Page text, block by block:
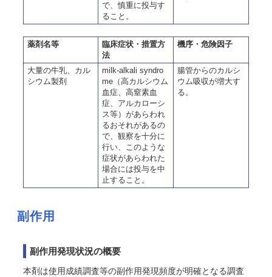
で、慎重に投与す
ること。
薬剤名等
臨床症状・措置方
法
機序・危険因子
大量の牛乳、カル
シウム製剤
milk-alkali syndro
me（高カルシウム
血症、高窒素血
症、アルカローシ
ス等）があらわれ
るおそれがあるの
で、観察を十分に
行い、このような
症状があらわれた
場合には投与を中
止すること。
腸管からのカルシ
ウム吸収が増大す
る。
副作用
副作用発現状況の概要
本剤は使用成績調査等の副作用発現頻度が明確となる調査